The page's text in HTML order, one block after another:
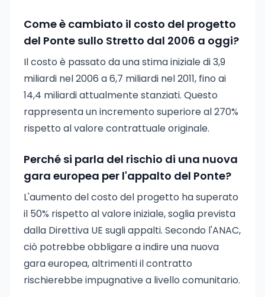
Come è cambiato il costo del progetto
del Ponte sullo Stretto dal 2006 a oggi?
Il costo è passato da una stima iniziale di 3,9
miliardi nel 2006 a 6,7 miliardi nel 2011, fino ai
14,4 miliardi attualmente stanziati. Questo
rappresenta un incremento superiore al 270%
rispetto al valore contrattuale originale.
Perché si parla del rischio di una nuova
gara europea per l'appalto del Ponte?
L'aumento del costo del progetto ha superato
il 50% rispetto al valore iniziale, soglia prevista
dalla Direttiva UE sugli appalti. Secondo l'ANAC,
ciò potrebbe obbligare a indire una nuova
gara europea, altrimenti il contratto
rischierebbe impugnative a livello comunitario.